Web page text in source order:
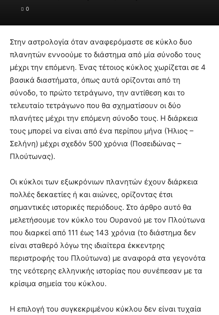
0
Στην αστρολογία όταν αναφερόμαστε σε κύκλο δυο
πλανητών εννοούμε το διάστημα από μία σύνοδο τους
μέχρι την επόμενη. Ένας τέτοιος κύκλος χωρίζεται σε 4
βασικά διαστήματα, όπως αυτά ορίζονται από τη
σύνοδο, το πρώτο τετράγωνο, την αντίθεση και το
τελευταίο τετράγωνο που θα σχηματίσουν οι δύο
πλανήτες μέχρι την επόμενη σύνοδο τους. Η διάρκεια
τους μπορεί να είναι από ένα περίπου μήνα (Ήλιος –
Σελήνη) μέχρι σχεδόν 500 χρόνια (Ποσειδώνας –
Πλούτωνας).
Οι κύκλοι των εξωκρόνιων πλανητών έχουν διάρκεια
πολλές δεκαετίες ή και αιώνες, ορίζοντας έτσι
σημαντικές ιστορικές περιόδους. Στο άρθρο αυτό θα
μελετήσουμε τον κύκλο του Ουρανού με τον Πλούτωνα
που διαρκεί από 111 έως 143 χρόνια (το διάστημα δεν
είναι σταθερό λόγω της ιδιαίτερα έκκεντρης
περιστροφής του Πλούτωνα) με αναφορά στα γεγονότα
της νεότερης ελληνικής ιστορίας που συνέπεσαν με τα
κρίσιμα σημεία του κύκλου.
Η επιλογή του συγκεκριμένου κύκλου δεν είναι τυχαία